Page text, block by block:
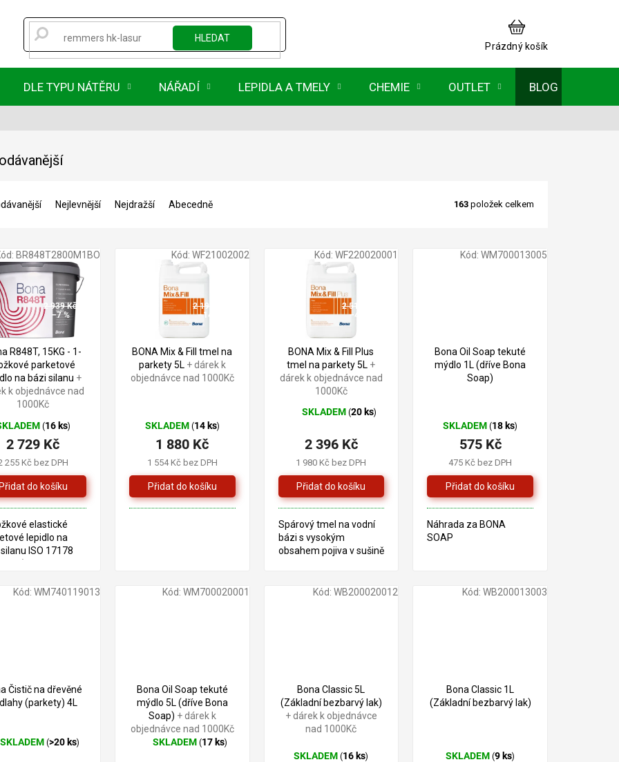
HLEDAT
NÁKUPNÍ
KOŠÍK
Prázdný košík
DLE TYPU NÁTĚRU NÁŘADÍ LEPIDLA A TMELY CHEMIE OUTLET BLOG
Nejlevnější Nejdražší Abecedně 163 položek celkem
2 939 Kč
–7 %
R848T, 15KG - 1-
parketové
na bázi silanu +
k objednávce nad
1000Kč
(16 ks)
255 Kč bez DPH
2 729 Kč
elastické
lepidlo na
ISO 17178
- u lepidel v
BR848T2800M1BO
2 195 Kč
–14 %
BONA Mix & Fill tmel na
parkety 5L + dárek k
objednávce nad 1000Kč
SKLADEM (14 ks)
1 554 Kč bez DPH
1 880 Kč
Kód: WF21002002
2 510 Kč
–4 %
BONA Mix & Fill Plus
tmel na parkety 5L +
dárek k objednávce nad
1000Kč
Průměrné
produktu
5
hvězdiček.
SKLADEM (20 ks)
1 980 Kč bez DPH
2 396 Kč
Spárový tmel na vodní
bázi s vysokým
obsahem pojiva v sušině
Kód:WF220020001
Bona Oil Soap tekuté
mýdlo 1L (dříve Bona
Soap)
SKLADEM(18 ks)
475 Kč bez DPH
575 Kč
Náhrada za BONA
SOAP
Kód: WM700013005
Čistič na dřevěné
(parkety) 4L
SKLADEM(>20 ks)
Kód: WM740119013
Bona Oil Soap tekuté
mýdlo 5L (dříve Bona
Soap) + dárek k
objednávce nad 1000Kč
Průměrné
SKLADEM(17 ks)
Kód: WM700020001
Bona Classic 5L
(Základní bezbarvý lak)
+ dárek k objednávce
nad 1000Kč
SKLADEM(16 ks)
Kód:WB200020012
Bona Classic 1L
(Základní bezbarvý lak)
SKLADEM(9 ks)
Kód: WB200013003